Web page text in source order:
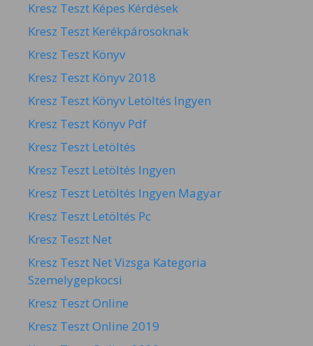
Kresz Teszt Képes Kérdések
Kresz Teszt Kerékpárosoknak
Kresz Teszt Könyv
Kresz Teszt Könyv 2018
Kresz Teszt Könyv Letöltés Ingyen
Kresz Teszt Könyv Pdf
Kresz Teszt Letöltés
Kresz Teszt Letöltés Ingyen
Kresz Teszt Letöltés Ingyen Magyar
Kresz Teszt Letöltés Pc
Kresz Teszt Net
Kresz Teszt Net Vizsga Kategoria
Szemelygepkocsi
Kresz Teszt Online
Kresz Teszt Online 2019